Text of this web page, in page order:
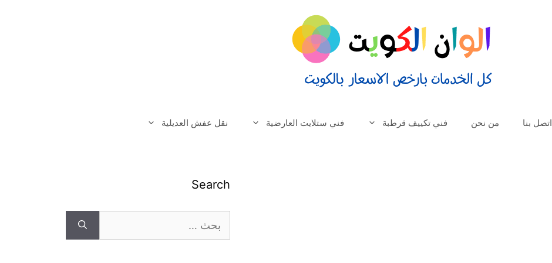
اتصل بنا من نحن فني تكييف قرطبة فني ستلايت العارضية نقل عفش العديلية
Search